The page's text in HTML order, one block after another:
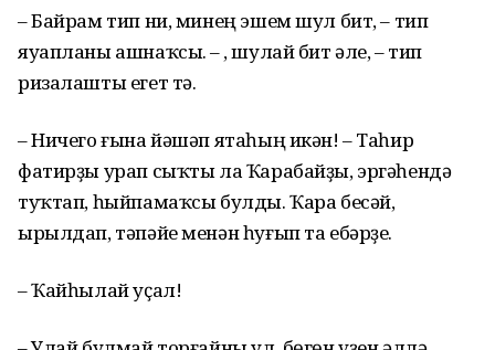
– Байрам тип ни, минең эшем шул бит, – тип
яуапланы ашнаҡсы. – Ә, шулай бит әле, – тип
ризалашты егет тә.
– Ничего ғына йәшәп ятаһың икән! – Таһир
фатирҙы урап сыҡты ла Ҡарабайҙы, эргәһендә
туҡтап, һыйпамаҡсы булды. Ҡара бесәй,
ырылдап, тәпәйе менән һуғып та ебәрҙе.
– Ҡайһылай уҫал!